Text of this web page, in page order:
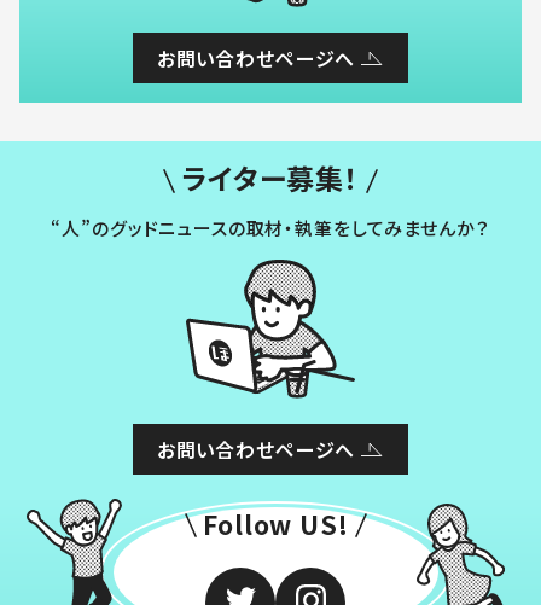
お問い合わせページへ
ライター募集！
“人”のグッドニュースの取材・執筆をしてみませんか？
お問い合わせページへ
Follow US!